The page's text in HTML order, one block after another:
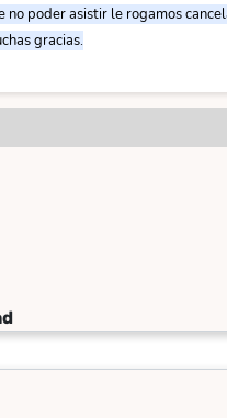
no poder asistir le rogamos
gracias.